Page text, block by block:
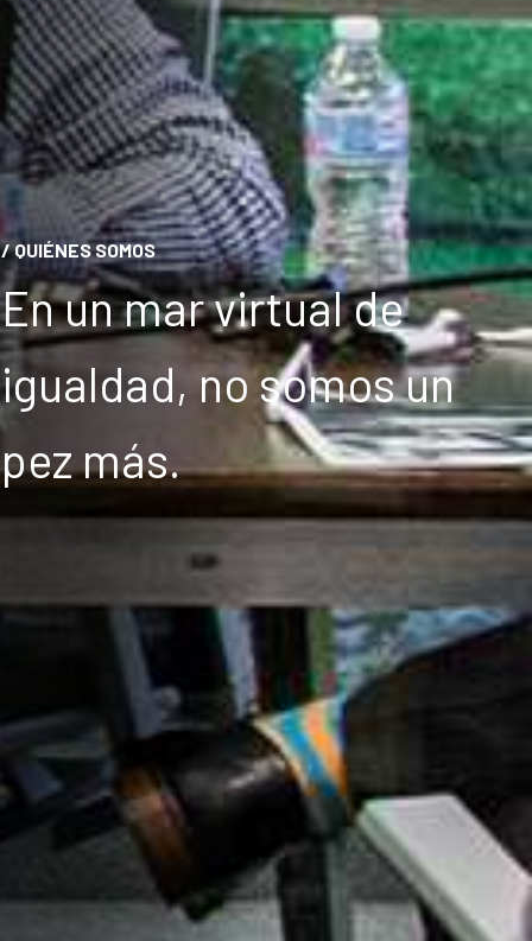
/ QUIÉNES SOMOS
En un mar virtual de
igualdad, no somos un
pez más.